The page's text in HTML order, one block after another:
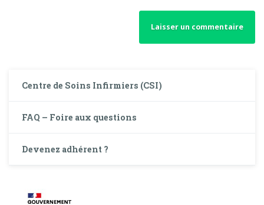
Centre de Soins Infirmiers (CSI)
FAQ – Foire aux questions
Devenez adhérent ?